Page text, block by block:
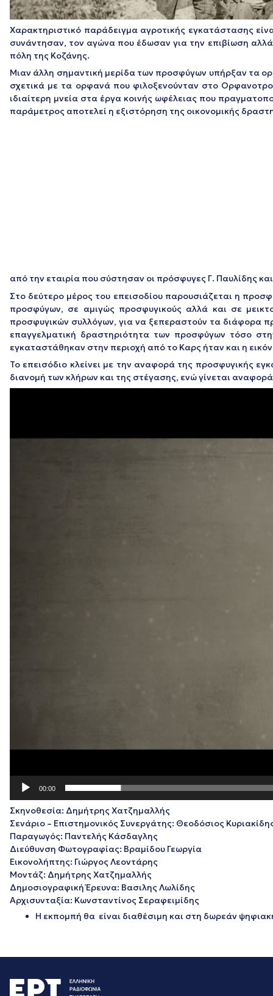
Χαρακτηριστικό παράδειγμα αγροτικής εγκατάστασης
συνάντησαν, τον αγώνα που έδωσαν για την επιβίωση
πόλη της Κοζάνης.
Μιαν άλλη σημαντική μερίδα των προσφύγων υπήρξαν τα
σχετικά με τα ορφανά που φιλοξενούνταν στο
ιδιαίτερη μνεία στα έργα κοινής ωφέλειας που
παράμετρος αποτελεί η εξιστόρηση της οικονομικής
από την εταιρία που σύστησαν οι πρόσφυγες Γ. Παυλίδης
Στο δεύτερο μέρος του επεισοδίου παρουσιάζεται η
προσφύγων, σε αμιγώς προσφυγικούς αλλά και σε
προσφυγικών συλλόγων, για να ξεπεραστούν τα διάφορα
επαγγελματική δραστηριότητα των προσφύγων τόσο
εγκαταστάθηκαν στην περιοχή από το Καρς ήταν και η
Το επεισόδιο κλείνει με την αναφορά της προσφυγικής
διανομή των κλήρων και της στέγασης, ενώ γίνεται
00:00
Σκηνοθεσία: Δημήτρης Χατζημαλλής
Σενάριο – Επιστημονικός Συνεργάτης: Θεοδόσιος
Παραγωγός: Παντελής Κάσδαγλης
Διεύθυνση Φωτογραφίας: Βραμίδου Γεωργία
Εικονολήπτης: Γιώργος Λεοντάρης
Μοντάζ: Δημήτρης Χατζημαλλής
Δημοσιογραφική Έρευνα: Βασιλης Λωλίδης
Αρχισυνταξία: Κωνσταντίνος Σεραφειμίδης
Η εκπομπή θα είναι διαθέσιμη και στη δωρεάν